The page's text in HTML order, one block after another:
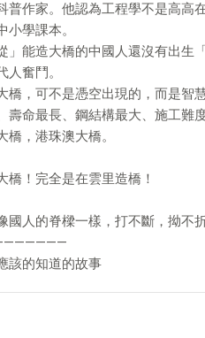
普作家。他認為工程學不是高高
學課本。
」能造大橋的中國人還沒有出生
奮鬥。
橋，可不是憑空出現的，而是智
壽命最長、鋼結構最大、施工難
，港珠澳大橋。
橋！完全是在雲里造橋！
國人的脊樑一樣，打不斷，拗不
該的知道的故事